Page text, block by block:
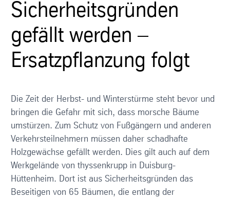
Sicherheitsgründen
gefällt werden –
Ersatzpflanzung folgt
Die Zeit der Herbst- und Winterstürme steht bevor und
bringen die Gefahr mit sich, dass morsche Bäume
umstürzen. Zum Schutz von Fußgängern und anderen
Verkehrsteilnehmern müssen daher schadhafte
Holzgewächse gefällt werden. Dies gilt auch auf dem
Werkgelände von thyssenkrupp in Duisburg-
Hüttenheim. Dort ist aus Sicherheitsgründen das
Beseitigen von 65 Bäumen, die entlang der